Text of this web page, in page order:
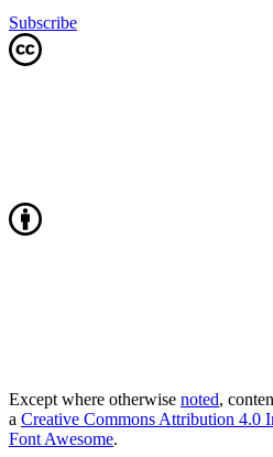
Subscribe
Except where otherwise noted,
a Creative Commons Attribution 4.0
Font Awesome.